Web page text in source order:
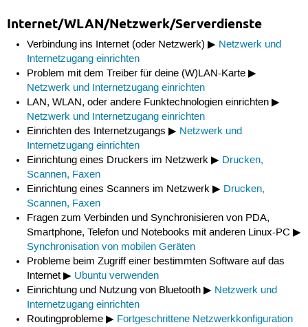
Internet/WLAN/Netzwerk/Serverdienste
Verbindung ins Internet (oder Netzwerk) ▶ Netzwerk und
Internetzugang einrichten
Problem mit dem Treiber für deine (W)LAN-Karte ▶
Netzwerk und Internetzugang einrichten
LAN, WLAN, oder andere Funktechnologien einrichten ▶
Netzwerk und Internetzugang einrichten
Einrichten des Internetzugangs ▶ Netzwerk und
Internetzugang einrichten
Einrichtung eines Druckers im Netzwerk ▶ Drucken,
Scannen, Faxen
Einrichtung eines Scanners im Netzwerk ▶ Drucken,
Scannen, Faxen
Fragen zum Verbinden und Synchronisieren von PDA,
Smartphone, Telefon und Notebooks mit anderen Linux-PC ▶
Synchronisation von mobilen Geräten
Probleme beim Zugriff einer bestimmten Software auf das
Internet ▶ Ubuntu verwenden
Einrichtung und Nutzung von Bluetooth ▶ Netzwerk und
Internetzugang einrichten
Routingprobleme ▶ Fortgeschrittene Netzwerkkonfiguration